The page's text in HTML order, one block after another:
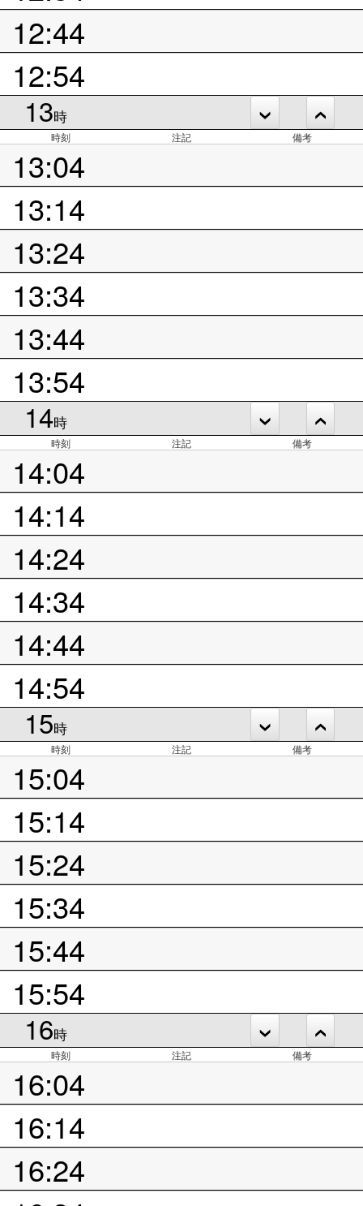
12:44
12:54
13時
時刻 注記 備考
13:04
13:14
13:24
13:34
13:44
13:54
14時
時刻 注記 備考
14:04
14:14
14:24
14:34
14:44
14:54
15時
時刻 注記 備考
15:04
15:14
15:24
15:34
15:44
15:54
16時
時刻 注記 備考
16:04
16:14
16:24